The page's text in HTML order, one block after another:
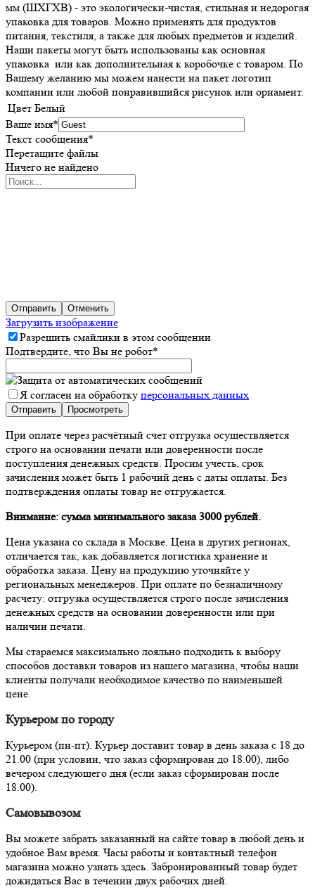
мм (ШXГXВ) - это экологически-чистая, стильная и недорогая
упаковка для товаров. Можно применять для продуктов
питания, текстиля, а также для любых предметов и изделий.
Наши пакеты могут быть использованы как основная
упаковка или как дополнительная к коробочке с товаром. По
Вашему желанию мы можем нанести на пакет логотип
компании или любой понравившийся рисунок или орнамент.
Цвет Белый
Ваше имя*
Текст сообщения*
Перетащите файлы
Ничего не найдено
Отправить Отменить
Загрузить изображение
Разрешить смайлики в этом сообщении
Подтвердите, что Вы не робот*
Я согласен на обработку персональных данных
При оплате через расчётный счет отгрузка осуществляется
строго на основании печати или доверенности после
поступления денежных средств. Просим учесть, срок
зачисления может быть 1 рабочий день с даты оплаты. Без
подтверждения оплаты товар не отгружается.
Внимание: сумма минимального заказа 3000 рублей.
Цена указана со склада в Москве. Цена в других регионах,
отличается так, как добавляется логистика хранение и
обработка заказа. Цену на продукцию уточняйте у
региональных менеджеров. При оплате по безналичному
расчету: отгрузка осуществляется строго после зачисления
денежных средств на основании доверенности или при
наличии печати.
Мы стараемся максимально лояльно подходить к выбору
способов доставки товаров из нашего магазина, чтобы наши
клиенты получали необходимое качество по наименьшей
цене.
Курьером по городу
Курьером (пн-пт). Курьер доставит товар в день заказа с 18 до
21.00 (при условии, что заказ сформирован до 18.00), либо
вечером следующего дня (если заказ сформирован после
18.00).
Самовывозом
Вы можете забрать заказанный на сайте товар в любой день и
удобное Вам время. Часы работы и контактный телефон
магазина можно узнать здесь. Забронированный товар будет
дожидаться Вас в течении двух рабочих дней.